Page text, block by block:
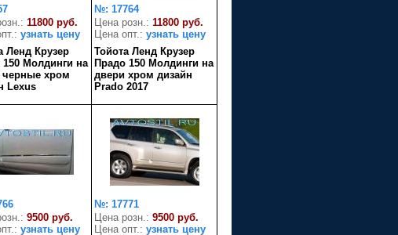
11800 руб.
узнать цену
Ленд Крузер
150 Молдинги на
черные хром
Lexus
№: 17764
Цена розн.: 11800 руб.
Цена опт.: узнать цену
Тойота Ленд Крузер
Прадо 150 Молдинги на
двери хром дизайн
Prado 2017
9500 руб.
узнать цену
№: 17771
Цена розн.: 9500 руб.
Цена опт.: узнать цену